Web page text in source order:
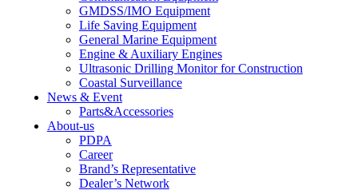
GMDSS/IMO Equipment
Life Saving Equipment
General Marine Equipment
Engine & Auxiliary Engines
Ultrasonic Drilling Monitor for Construction
Coastal Surveillance
News & Event
Parts&Accessories
About-us
PDPA
Career
Brand’s Representative
Dealer’s Network